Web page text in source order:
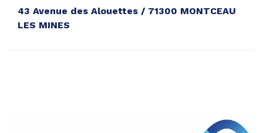
43 Avenue des Alouettes / 71300 MONTCEAU
LES MINES